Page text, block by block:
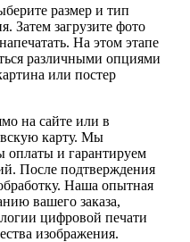
размер и тип
Затем загрузите фото
На этом этапе
различными опциями
или постер
на сайте или в
карту. Мы
оплаты и гарантируем
После подтверждения
Наша опытная
вашего заказа,
цифровой печати
изображения.